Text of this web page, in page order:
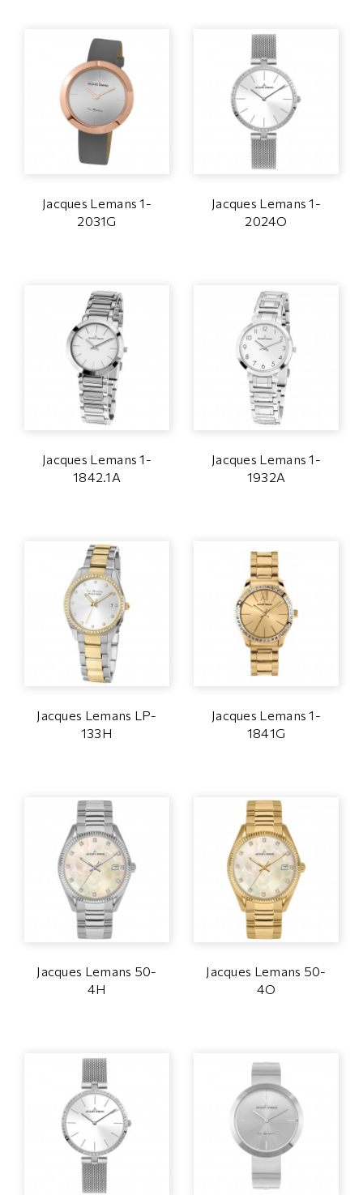
Jacques Lemans 1-
2031G
Jacques Lemans 1-
2024O
Jacques Lemans 1-
1842.1A
Jacques Lemans 1-
1932A
Jacques Lemans LP-
133H
Jacques Lemans 1-
1841G
Jacques Lemans 50-
4H
Jacques Lemans 50-
4O